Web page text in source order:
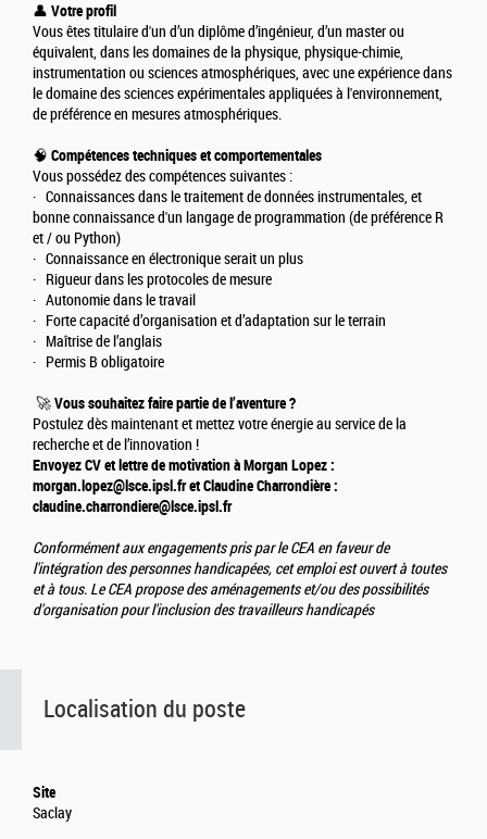
👤 Votre profil
Vous êtes titulaire d'un d’un diplôme d’ingénieur, d’un master ou
équivalent, dans les domaines de la physique, physique-chimie,
instrumentation ou sciences atmosphériques, avec une expérience dans
le domaine des sciences expérimentales appliquées à l'environnement,
de préférence en mesures atmosphériques.
🧠 Compétences techniques et comportementales
Vous possédez des compétences suivantes :
· Connaissances dans le traitement de données instrumentales, et
bonne connaissance d'un langage de programmation (de préférence R
et / ou Python)
· Connaissance en électronique serait un plus
· Rigueur dans les protocoles de mesure
· Autonomie dans le travail
· Forte capacité d’organisation et d’adaptation sur le terrain
· Maîtrise de l’anglais
· Permis B obligatoire
🚀Vous souhaitez faire partie de l’aventure ?
Postulez dès maintenant et mettez votre énergie au service de la
recherche et de l’innovation !
Envoyez CV et lettre de motivation à Morgan Lopez :
morgan.lopez@lsce.ipsl.fr et Claudine Charrondière :
claudine.charrondiere@lsce.ipsl.fr
Conformément aux engagements pris par le CEA en faveur de
l'intégration des personnes handicapées, cet emploi est ouvert à toutes
et à tous. Le CEA propose des aménagements et/ou des possibilités
d'organisation pour l'inclusion des travailleurs handicapés
Localisation du poste
Site
Saclay